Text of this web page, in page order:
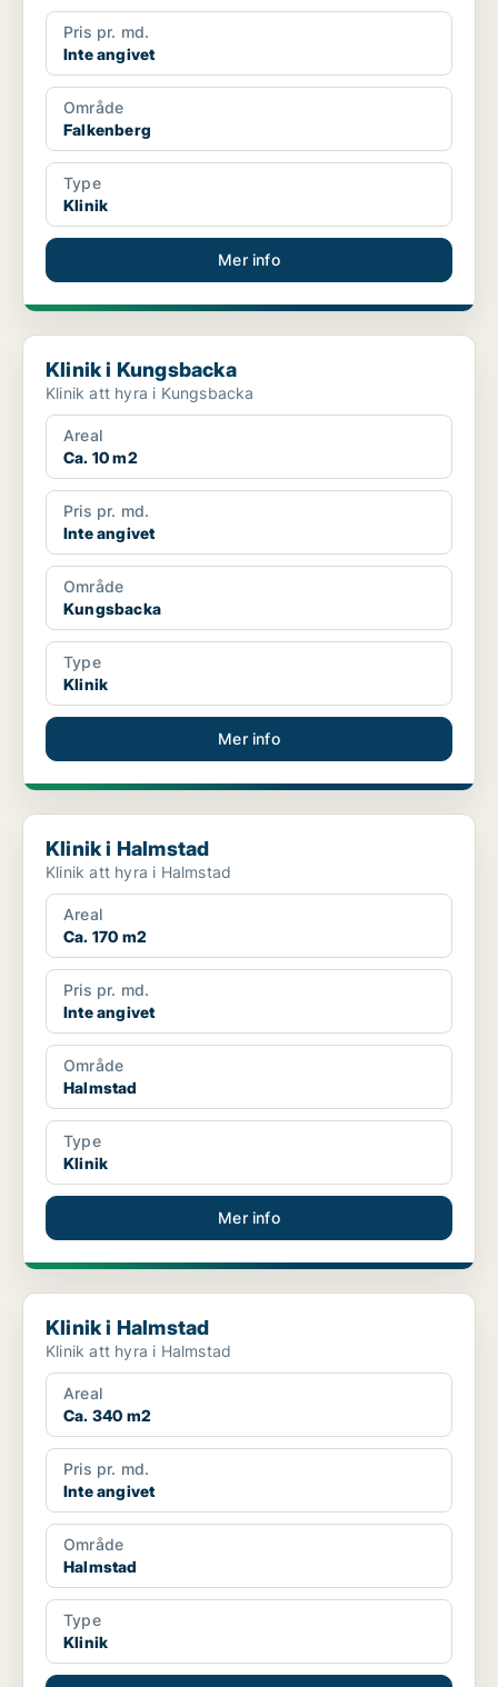
Pris pr. md.
Inte angivet
Område
Falkenberg
Type
Klinik
Mer info
Klinik i Kungsbacka
Klinik i Kungsbacka
Klinik att hyra i Kungsbacka
Areal
Ca. 10 m2
Pris pr. md.
Inte angivet
Område
Kungsbacka
Type
Klinik
Mer info
Klinik i Halmstad
Klinik i Halmstad
Klinik att hyra i Halmstad
Areal
Ca. 170 m2
Pris pr. md.
Inte angivet
Område
Halmstad
Type
Klinik
Mer info
Klinik i Halmstad
Klinik i Halmstad
Klinik att hyra i Halmstad
Areal
Ca. 340 m2
Pris pr. md.
Inte angivet
Område
Halmstad
Type
Klinik